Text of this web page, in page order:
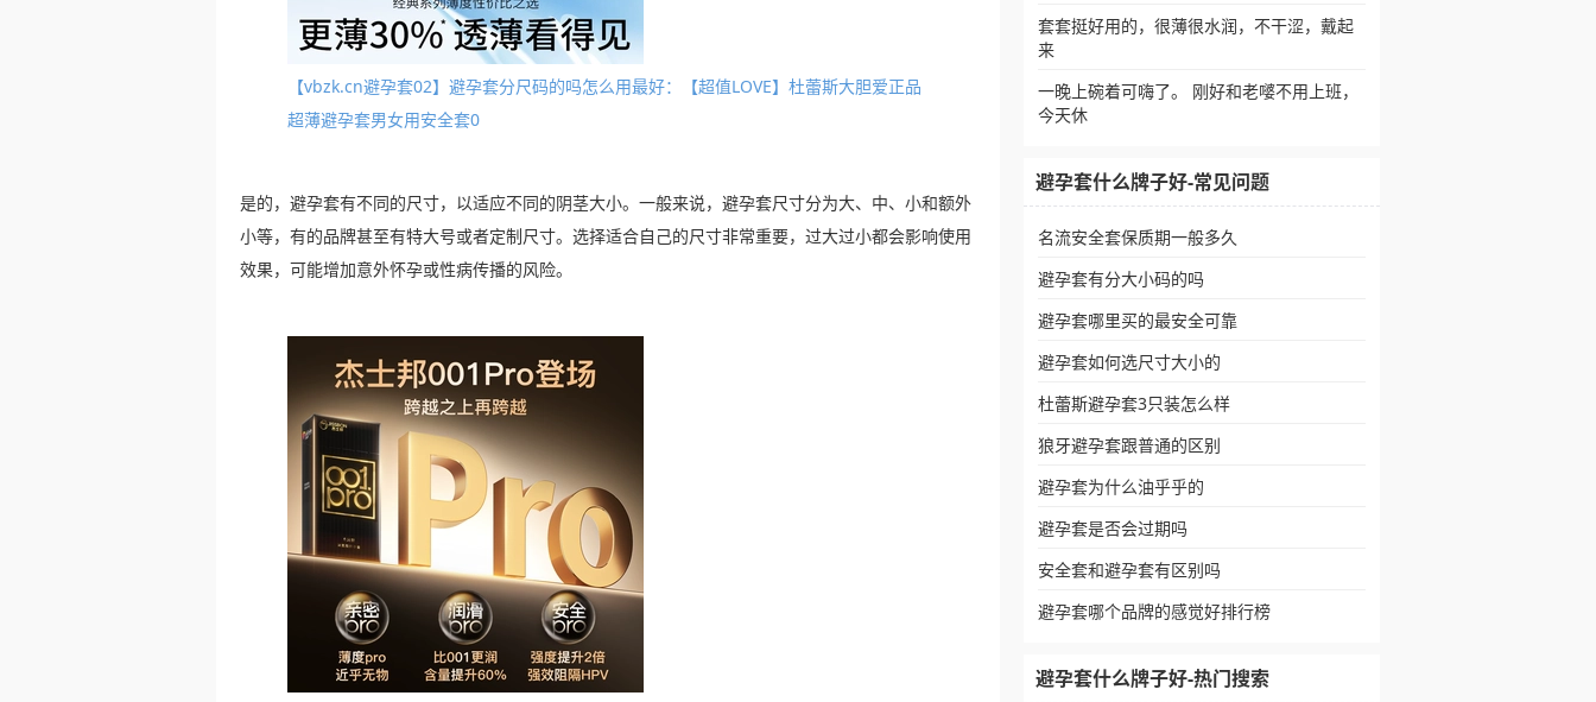
【vbzk.cn避孕套02】避孕套分尺码的吗怎么用最好：【超值LOVE】杜蕾斯大胆爱正品
超薄避孕套男女用安全套0
是的，避孕套有不同的尺寸，以适应不同的阴茎大小。一般来说，避孕套尺寸分为大、中、小和额外
小等，有的品牌甚至有特大号或者定制尺寸。选择适合自己的尺寸非常重要，过大过小都会影响使用
效果，可能增加意外怀孕或性病传播的风险。
套套挺好用的，很薄很水润，不干涩，戴起
来
一晚上碗着可嗨了。 刚好和老嘙不用上班，
今天休
避孕套什么牌子好-常见问题
名流安全套保质期一般多久
避孕套有分大小码的吗
避孕套哪里买的最安全可靠
避孕套如何选尺寸大小的
杜蕾斯避孕套3只装怎么样
狼牙避孕套跟普通的区别
避孕套为什么油乎乎的
避孕套是否会过期吗
安全套和避孕套有区别吗
避孕套哪个品牌的感觉好排行榜
避孕套什么牌子好-热门搜索